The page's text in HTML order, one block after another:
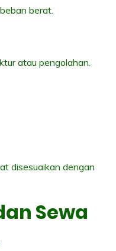
berat.
atau pengolahan.
disesuaikan dengan
Sewa